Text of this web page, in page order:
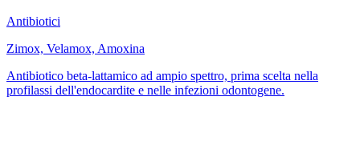
Antibiotici
Zimox, Velamox, Amoxina
Antibiotico beta-lattamico ad ampio spettro, prima scelta nella
profilassi dell'endocardite e nelle infezioni odontogene.